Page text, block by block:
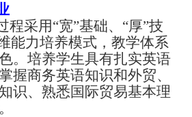
程采用“宽”基础、“厚”技
能力培养模式，教学体系
。培养学生具有扎实英语
握商务英语知识和外贸、
识、熟悉国际贸易基本理